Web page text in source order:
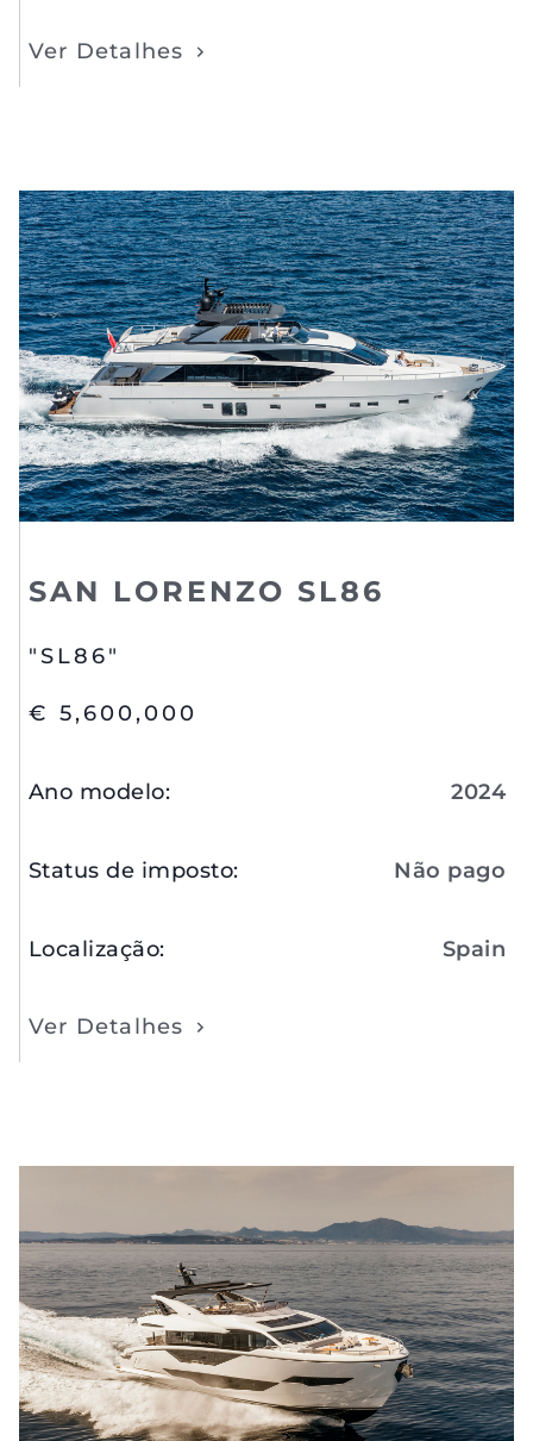
Ver Detalhes
SAN LORENZO SL86
"SL86"
€ 5,600,000
Ano modelo: 2024
Status de imposto: Não pago
Localização: Spain
Ver Detalhes